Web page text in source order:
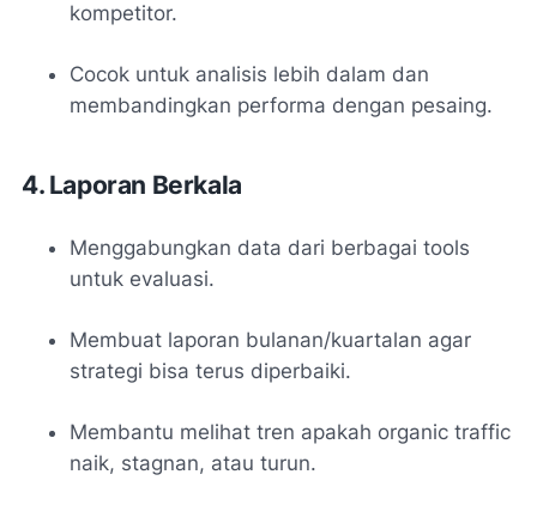
kompetitor.
Cocok untuk analisis lebih dalam dan
membandingkan performa dengan pesaing.
4. Laporan Berkala
Menggabungkan data dari berbagai tools
untuk evaluasi.
Membuat laporan bulanan/kuartalan agar
strategi bisa terus diperbaiki.
Membantu melihat tren apakah organic traffic
naik, stagnan, atau turun.